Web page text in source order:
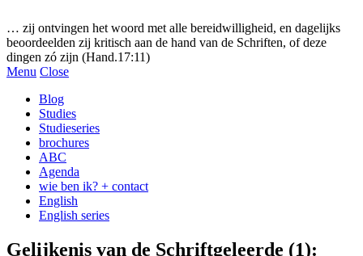
… zij ontvingen het woord met alle bereidwilligheid, en dagelijks
beoordeelden zij kritisch aan de hand van de Schriften, of deze
dingen zó zijn (Hand.17:11)
Menu Close
Blog
Studies
Studieseries
brochures
ABC
Agenda
wie ben ik? + contact
English
English series
Gelijkenis van de Schriftgeleerde (1):